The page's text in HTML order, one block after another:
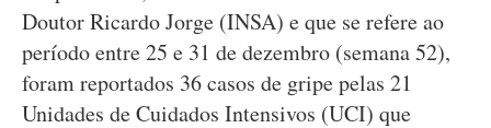
Doutor Ricardo Jorge (INSA) e que se refere ao
período entre 25 e 31 de dezembro (semana 52),
foram reportados 36 casos de gripe pelas 21
Unidades de Cuidados Intensivos (UCI) que